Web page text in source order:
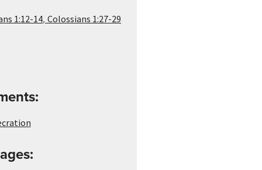
1:12-14, Colossians 1:27-29